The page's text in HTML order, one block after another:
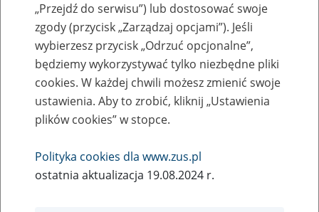
Zaproś ZUS do siebie - zakładanie profili
eZUS w siedzibie Twojej firmy
Rodzaj wydarzenia
Szkolenia
„Przejdź do serwisu”) lub dostosować swoje
zgody (przycisk „Zarządzaj opcjami”). Jeśli
wybierzesz przycisk „Odrzuć opcjonalne”,
będziemy wykorzystywać tylko niezbędne pliki
cookies. W każdej chwili możesz zmienić swoje
ustawienia. Aby to zrobić, kliknij „Ustawienia
plików cookies” w stopce.
Polityka cookies dla www.zus.pl
ostatnia aktualizacja 19.08.2024 r.